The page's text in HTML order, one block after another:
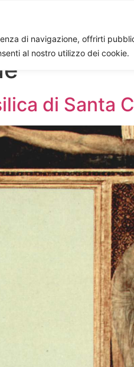
di navigazione, offrirti
al nostro utilizzo dei cookie.
di Santa